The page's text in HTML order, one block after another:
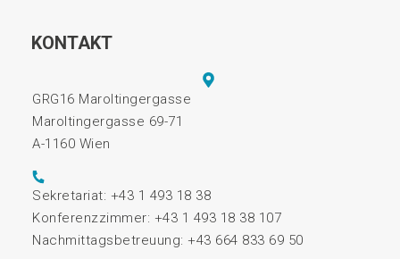
KONTAKT
GRG16 Maroltingergasse
Maroltingergasse 69-71
A-1160 Wien
Sekretariat: +43 1 493 18 38
Konferenzzimmer: +43 1 493 18 38 107
Nachmittagsbetreuung: +43 664 833 69 50